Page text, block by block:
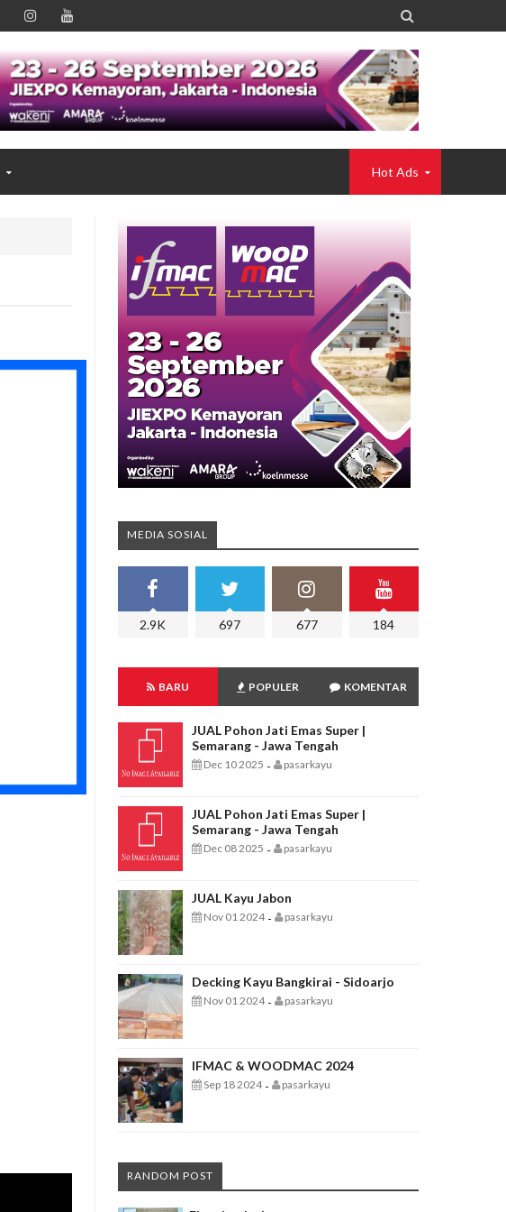

Hot Ads
MEDIA SOSIAL
2.9K 697 677 184
BARU POPULER KOMENTAR
JUAL Pohon Jati Emas Super |
Semarang - Jawa Tengah
Dec 10 2025 - pasarkayu
JUAL Pohon Jati Emas Super |
Semarang - Jawa Tengah
Dec 08 2025 - pasarkayu
JUAL Kayu Jabon
Nov 01 2024 - pasarkayu
Decking Kayu Bangkirai - Sidoarjo
Nov 01 2024 - pasarkayu
IFMAC & WOODMAC 2024
Sep 18 2024 - pasarkayu
RANDOM POST